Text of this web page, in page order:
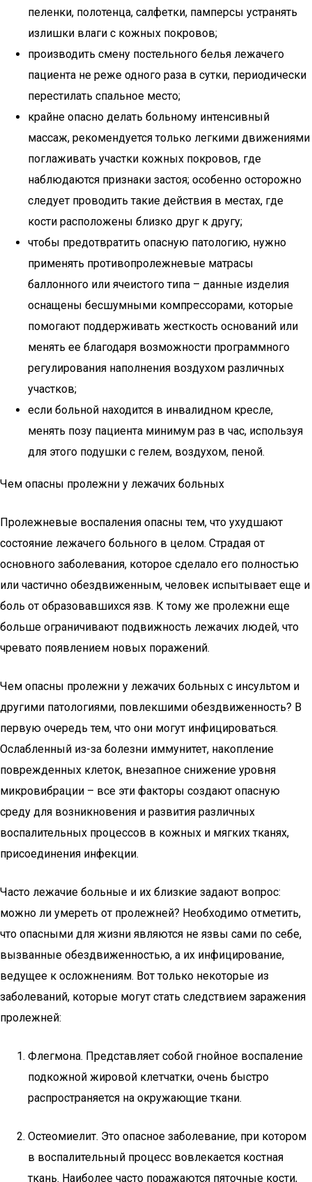
пеленки, полотенца, салфетки, памперсы устранять
излишки влаги с кожных покровов;
производить смену постельного белья лежачего
пациента не реже одного раза в сутки, периодически
перестилать спальное место;
крайне опасно делать больному интенсивный
массаж, рекомендуется только легкими движениями
поглаживать участки кожных покровов, где
наблюдаются признаки застоя; особенно осторожно
следует проводить такие действия в местах, где
кости расположены близко друг к другу;
чтобы предотвратить опасную патологию, нужно
применять противопролежневые матрасы
баллонного или ячеистого типа – данные изделия
оснащены бесшумными компрессорами, которые
помогают поддерживать жесткость оснований или
менять ее благодаря возможности программного
регулирования наполнения воздухом различных
участков;
если больной находится в инвалидном кресле,
менять позу пациента минимум раз в час, используя
для этого подушки с гелем, воздухом, пеной.
Чем опасны пролежни у лежачих больных
Пролежневые воспаления опасны тем, что ухудшают
состояние лежачего больного в целом. Страдая от
основного заболевания, которое сделало его полностью
или частично обездвиженным, человек испытывает еще и
боль от образовавшихся язв. К тому же пролежни еще
больше ограничивают подвижность лежачих людей, что
чревато появлением новых поражений.
Чем опасны пролежни у лежачих больных с инсультом и
другими патологиями, повлекшими обездвиженность? В
первую очередь тем, что они могут инфицироваться.
Ослабленный из-за болезни иммунитет, накопление
поврежденных клеток, внезапное снижение уровня
микровибрации – все эти факторы создают опасную
среду для возникновения и развития различных
воспалительных процессов в кожных и мягких тканях,
присоединения инфекции.
Часто лежачие больные и их близкие задают вопрос:
можно ли умереть от пролежней? Необходимо отметить,
что опасными для жизни являются не язвы сами по себе,
вызванные обездвиженностью, а их инфицирование,
ведущее к осложнениям. Вот только некоторые из
заболеваний, которые могут стать следствием заражения
пролежней:
Флегмона. Представляет собой гнойное воспаление
подкожной жировой клетчатки, очень быстро
распространяется на окружающие ткани.
Остеомиелит. Это опасное заболевание, при котором
в воспалительный процесс вовлекается костная
ткань. Наиболее часто поражаются пяточные кости,